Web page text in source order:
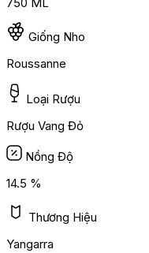
750 ML
Giống Nho
Roussanne
Loại Rượu
Rượu Vang Đỏ
Nồng Độ
14.5 %
Thương Hiệu
Yangarra